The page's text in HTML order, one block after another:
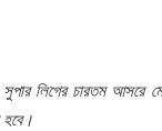
সুপার লিগের চারতম আসরে
হবে।